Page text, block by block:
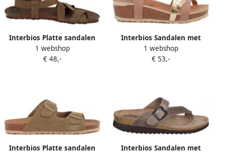
Interbios Platte sandalen
1004
1 webshop
€ 48,-
Interbios Sandalen met
sleehak 5803
1 webshop
€ 53,-
Interbios Platte sandalen
Interbios Sandalen met